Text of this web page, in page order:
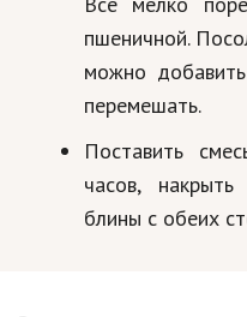
пшеничной.
можно
перемешать.
Поставить
часов,
блины с обеих